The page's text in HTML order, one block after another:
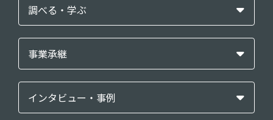
調べる・学ぶ
事業承継
インタビュー・事例